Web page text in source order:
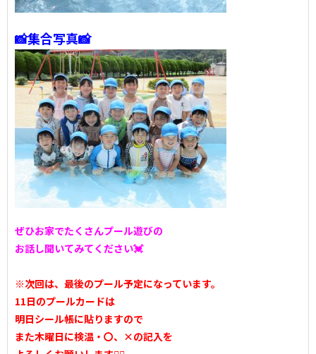
📸集合写真📸
ぜひお家でたくさんプール遊びの
お話し聞いてみてください💓
※次回は、最後のプール予定になっています。
11日のプールカードは
明日シール帳に貼りますので
また木曜日に検温・〇、×の記入を